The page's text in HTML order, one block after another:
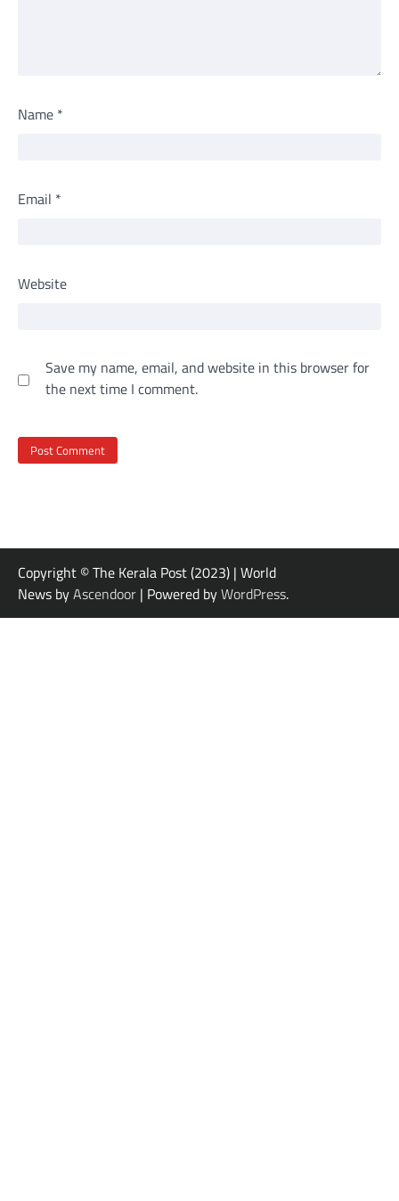
Name *
Email *
Website
Save my name, email, and website in this browser for
the next time I comment.
Copyright © The Kerala Post (2023) | World
News byAscendoor | Powered byWordPress.